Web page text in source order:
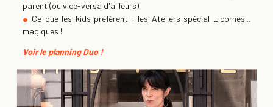
parent (ou vice-versa d'ailleurs)
Ce que les kids préfèrent : les Ateliers spécial Licornes...
magiques !
Voir le planning Duo !